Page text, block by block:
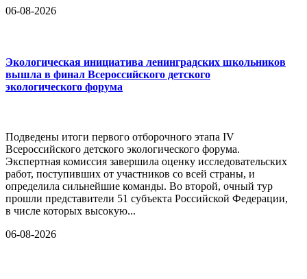
06-08-2026
Экологическая инициатива ленинградских школьников
вышла в финал Всероссийского детского
экологического форума
Подведены итоги первого отборочного этапа IV
Всероссийского детского экологического форума.
Экспертная комиссия завершила оценку исследовательских
работ, поступивших от участников со всей страны, и
определила сильнейшие команды. Во второй, очный тур
прошли представители 51 субъекта Российской Федерации,
в числе которых высокую...
06-08-2026